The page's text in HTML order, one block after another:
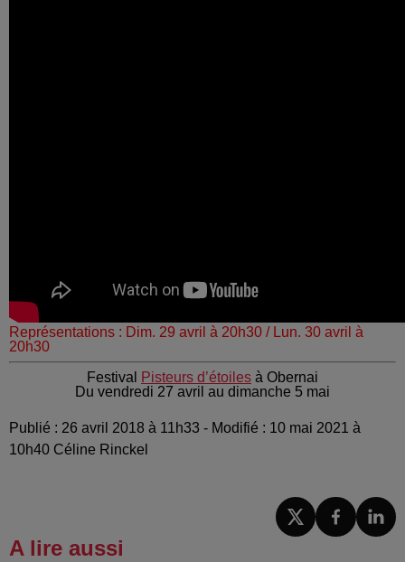
Représentations : Dim. 29 avril à 20h30 / Lun. 30 avril à
20h30
Festival
Pisteurs d’étoiles à Obernai
Du vendredi 27 avril au dimanche 5 mai
Publié : 26 avril 2018 à 11h33 - Modifié : 10 mai 2021 à
10h40 Céline Rinckel
A lire aussi